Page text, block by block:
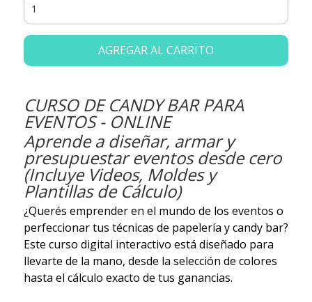
AGREGAR AL CARRITO
CURSO DE CANDY BAR PARA
EVENTOS - ONLINE
Aprende a diseñar, armar y
presupuestar eventos desde cero
(Incluye Videos, Moldes y
Plantillas de Cálculo)
¿Querés emprender en el mundo de los eventos o
perfeccionar tus técnicas de papelería y candy bar?
Este curso digital interactivo está diseñado para
llevarte de la mano, desde la selección de colores
hasta el cálculo exacto de tus ganancias.